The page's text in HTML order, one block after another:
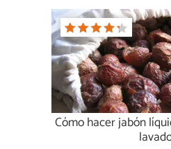
Cómo hacer jabón